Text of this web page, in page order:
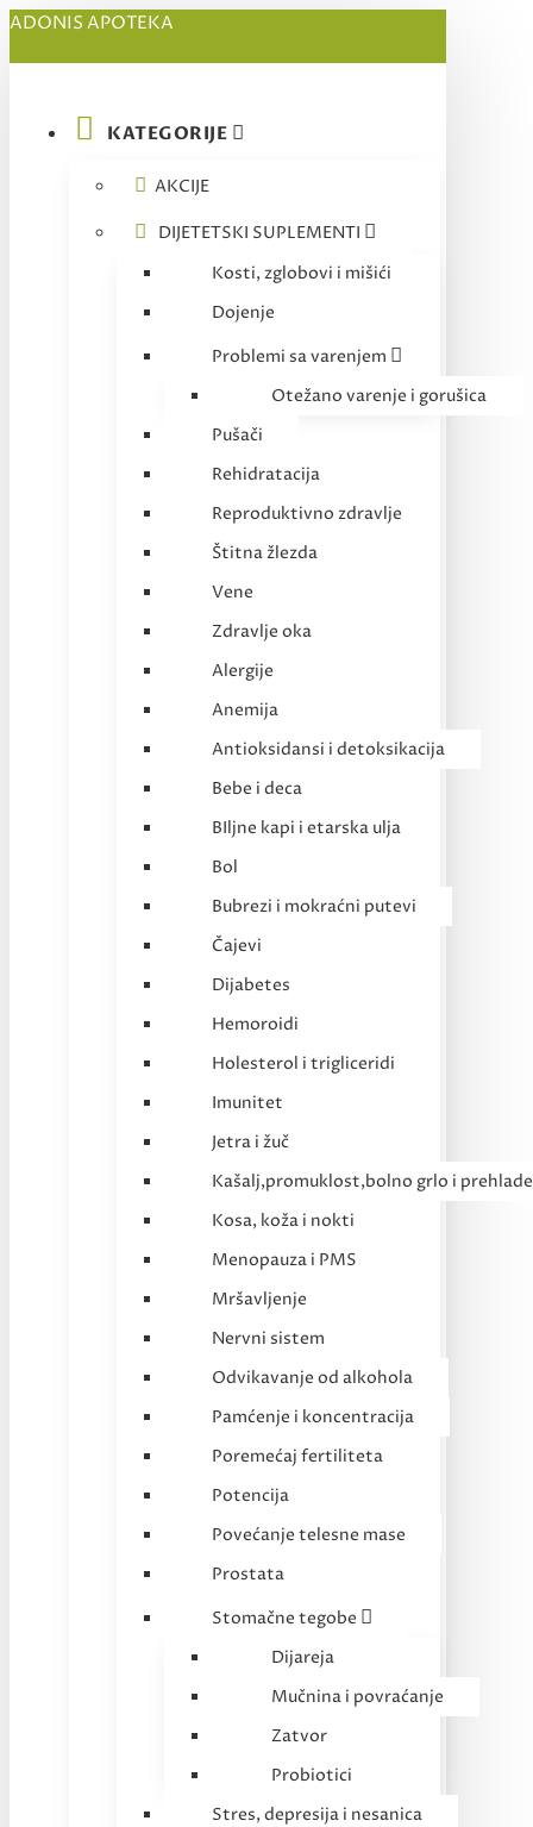
ADONIS APOTEKA
KATEGORIJE
AKCIJE
DIJETETSKI SUPLEMENTI
Kosti, zglobovi i mišići
Dojenje
Problemi sa varenjem
Otežano varenje i gorušica
Pušači
Rehidratacija
Reproduktivno zdravlje
Štitna žlezda
Vene
Zdravlje oka
Alergije
Anemija
Antioksidansi i detoksikacija
Bebe i deca
BIljne kapi i etarska ulja
Bol
Bubrezi i mokraćni putevi
Čajevi
Dijabetes
Hemoroidi
Holesterol i trigliceridi
Imunitet
Jetra i žuč
Kašalj,promuklost,bolno grlo i prehlade
Kosa, koža i nokti
Menopauza i PMS
Mršavljenje
Nervni sistem
Odvikavanje od alkohola
Pamćenje i koncentracija
Poremećaj fertiliteta
Potencija
Povećanje telesne mase
Prostata
Stomačne tegobe
Dijareja
Mučnina i povraćanje
Zatvor
Probiotici
Stres, depresija i nesanica